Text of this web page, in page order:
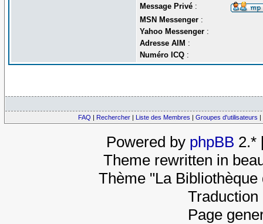
Message Privé:
MSN Messenger:
Yahoo Messenger:
Adresse AIM :
Numéro ICQ:
FAQ | Rechercher | Liste des Membres | Groupes d'utilisateurs |
Powered by phpBB 2.*
Theme rewritten in
Thème "La
Page